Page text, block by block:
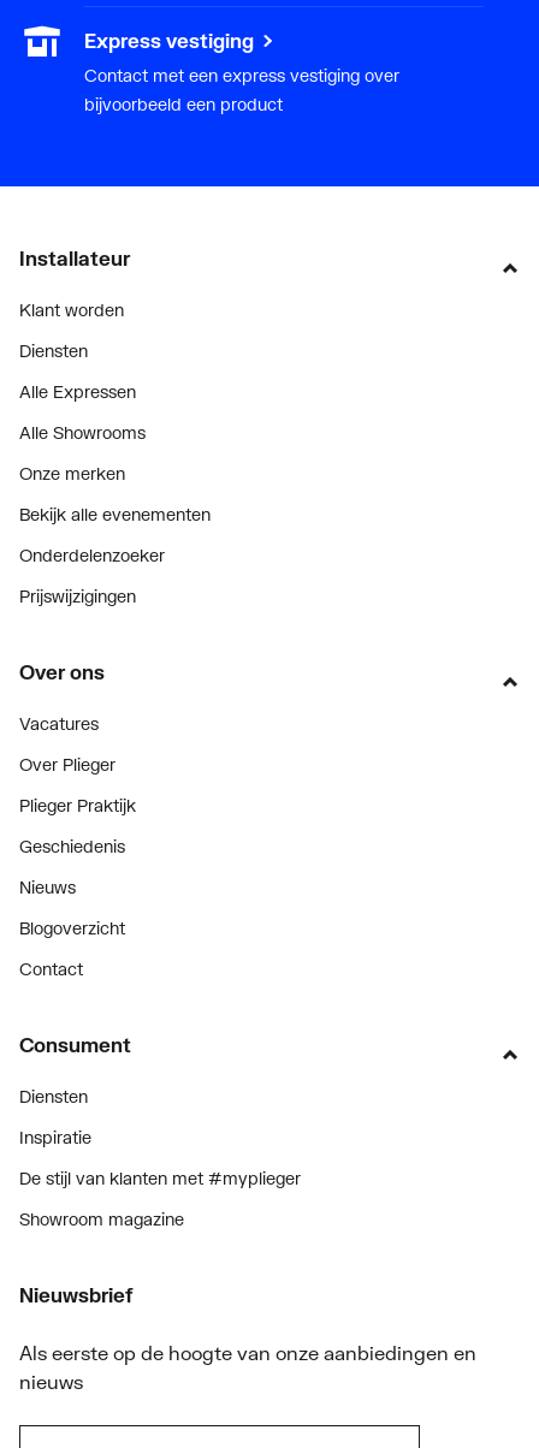
Express vestiging
Contact met een express vestiging over
bijvoorbeeld een product
Installateur
Klant worden
Diensten
Alle Expressen
Alle Showrooms
Onze merken
Bekijk alle evenementen
Onderdelenzoeker
Prijswijzigingen
Over ons
Vacatures
Over Plieger
Plieger Praktijk
Geschiedenis
Nieuws
Blogoverzicht
Contact
Consument
Diensten
Inspiratie
De stijl van klanten met #myplieger
Showroom magazine
Nieuwsbrief
Als eerste op de hoogte van onze aanbiedingen en
nieuws